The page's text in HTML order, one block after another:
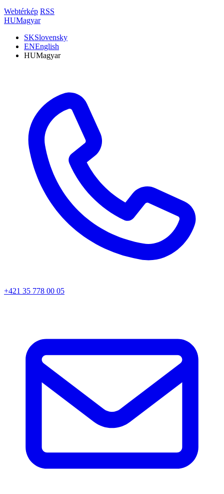
Webtérkép RSS
HUMagyar
SKSlovensky
ENEnglish
HUMagyar
+421 35 778 00 05